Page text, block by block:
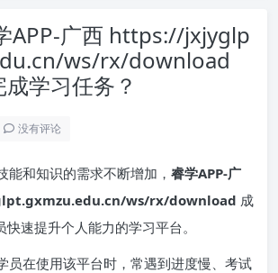
APP-广西 https://jxjyglp
ws/rx/download
学习任务？
没有评论
能和知识的需求不断增加， 睿学APP-广
ws/rx/download 成
速提升个人能力的学习平台。
员在使用该平台时，常遇到进度慢、考试